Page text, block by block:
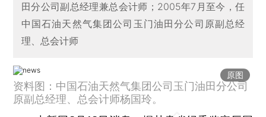
田分公司副总经理兼总会计师；2005年7月至今，任
中国石油天然气集团公司玉门油田分公司原副总经
理、总会计师
原图
资料图：中国石油天然气集团公司玉门油田分公司
原副总经理、总会计师杨国玲。